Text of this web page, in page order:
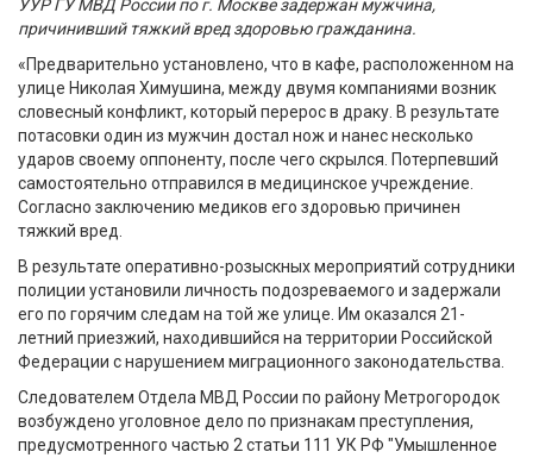
УУР ГУ МВД России по г. Москве задержан мужчина,
причинивший тяжкий вред здоровью гражданина.
«Предварительно установлено, что в кафе, расположенном на
улице Николая Химушина, между двумя компаниями возник
словесный конфликт, который перерос в драку. В результате
потасовки один из мужчин достал нож и нанес несколько
ударов своему оппоненту, после чего скрылся. Потерпевший
самостоятельно отправился в медицинское учреждение.
Согласно заключению медиков его здоровью причинен
тяжкий вред.
В результате оперативно-розыскных мероприятий сотрудники
полиции установили личность подозреваемого и задержали
его по горячим следам на той же улице. Им оказался 21-
летний приезжий, находившийся на территории Российской
Федерации с нарушением миграционного законодательства.
Следователем Отдела МВД России по району Метрогородок
возбуждено уголовное дело по признакам преступления,
предусмотренного частью 2 статьи 111 УК РФ "Умышленное